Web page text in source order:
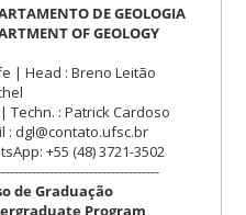
DE GEOLOGIA
OF GEOLOGY
| Head : Breno Leitão
Techn. : Patrick Cardoso
: dgl@contato.ufsc.br
+55 (48) 3721-3502
de Graduação
Program